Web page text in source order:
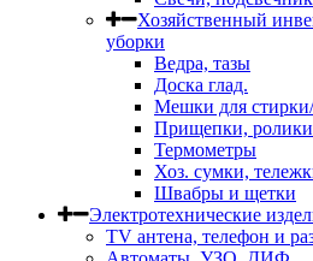
Хозяйственный
уборки
Ведра, тазы
Доска глад.
Мешки для стирки/
Прищепки,
Термометры
Хоз. сумки,
Швабры и щетки
Электротехнические
TV aнтена, телефон и